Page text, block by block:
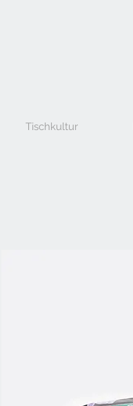
Tischkultur